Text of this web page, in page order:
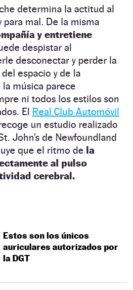
determina la actitud al
para mal. De la misma
y entretiene
despistar al
desconectar y perder la
espacio y de la
música parece
ni todos los estilos son
El Real Club Automóvil
un estudio realizado
John’s de Newfoundland
que el ritmo de la
al pulso
cerebral.
Estos son los únicos
auriculares autorizados por
la DGT